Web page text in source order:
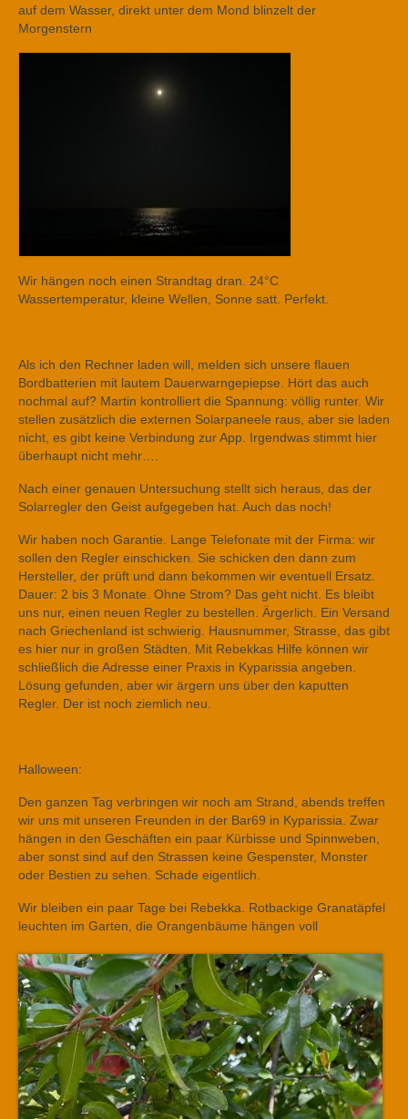
auf dem Wasser, direkt unter dem Mond blinzelt der
Morgenstern
Wir hängen noch einen Strandtag dran. 24°C
Wassertemperatur, kleine Wellen, Sonne satt. Perfekt.
Als ich den Rechner laden will, melden sich unsere flauen
Bordbatterien mit lautem Dauerwarngepiepse. Hört das auch
nochmal auf? Martin kontrolliert die Spannung: völlig runter. Wir
stellen zusätzlich die externen Solarpaneele raus, aber sie laden
nicht, es gibt keine Verbindung zur App. Irgendwas stimmt hier
überhaupt nicht mehr….
Nach einer genauen Untersuchung stellt sich heraus, das der
Solarregler den Geist aufgegeben hat. Auch das noch!
Wir haben noch Garantie. Lange Telefonate mit der Firma: wir
sollen den Regler einschicken. Sie schicken den dann zum
Hersteller, der prüft und dann bekommen wir eventuell Ersatz.
Dauer: 2 bis 3 Monate. Ohne Strom? Das geht nicht. Es bleibt
uns nur, einen neuen Regler zu bestellen. Ärgerlich. Ein Versand
nach Griechenland ist schwierig. Hausnummer, Strasse, das gibt
es hier nur in großen Städten. Mit Rebekkas Hilfe können wir
schließlich die Adresse einer Praxis in Kyparissia angeben.
Lösung gefunden, aber wir ärgern uns über den kaputten
Regler. Der ist noch ziemlich neu.
Halloween:
Den ganzen Tag verbringen wir noch am Strand, abends treffen
wir uns mit unseren Freunden in der Bar69 in Kyparissia. Zwar
hängen in den Geschäften ein paar Kürbisse und Spinnweben,
aber sonst sind auf den Strassen keine Gespenster, Monster
oder Bestien zu sehen. Schade eigentlich.
Wir bleiben ein paar Tage bei Rebekka. Rotbackige Granatäpfel
leuchten im Garten, die Orangenbäume hängen voll